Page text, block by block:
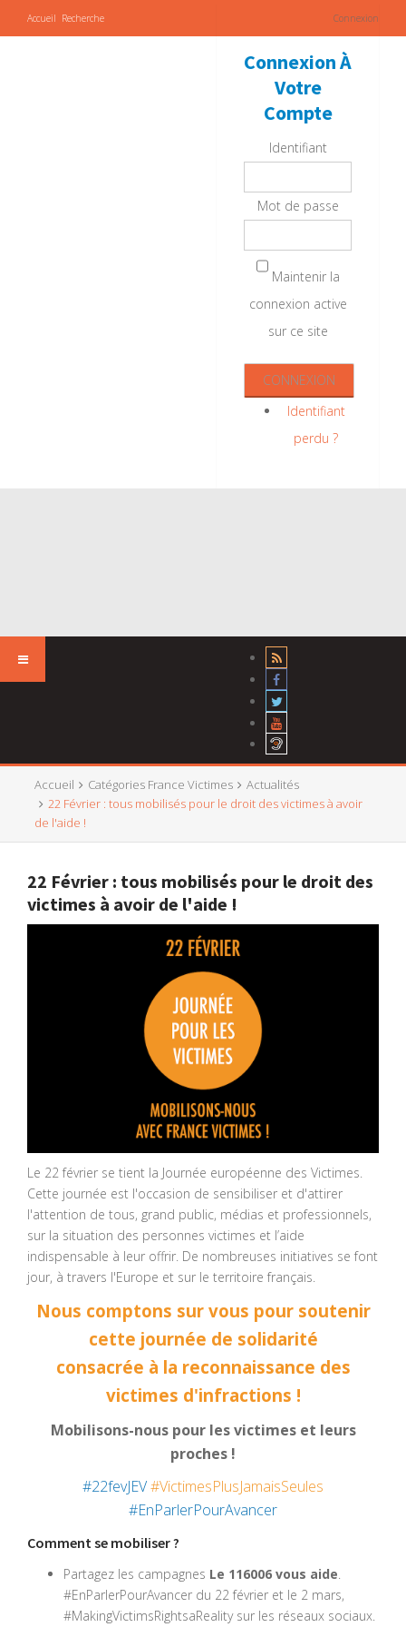
Accueil Recherche Connexion
Connexion À
Votre
Compte
Identifiant
Mot de passe
Maintenir la
connexion active
sur ce site
Identifiant
perdu ?
Accueil Catégories France Victimes
Actualités
22 Février : tous mobilisés pour le droit des victimes à avoir
de l'aide !
22 Février : tous mobilisés pour le droit des
victimes à avoir de l'aide !
Le 22 février se tient la Journée européenne des Victimes.
Cette journée est l'occasion de sensibiliser et d'attirer
l'attention de tous, grand public, médias et professionnels,
sur la situation des personnes victimes et l’aide
indispensable à leur offrir. De nombreuses initiatives se font
jour, à travers l'Europe et sur le territoire français.
Nous comptons sur vous pour soutenir
cette journée de solidarité
consacrée à la reconnaissance des
victimes d'infractions !
Mobilisons-nous pour les victimes et leurs
proches !
#22fevJEV#VictimesPlusJamaisSeules
#EnParlerPourAvancer
Comment se mobiliser ?
Partagez les campagnes Le 116006 vous aide.
#EnParlerPourAvancer du 22 février et le 2 mars,
#MakingVictimsRightsaReality sur les réseaux sociaux.